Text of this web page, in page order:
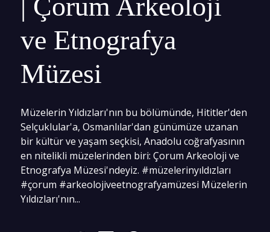
| Çorum Arkeoloji
ve Etnografya
Müzesi
Müzelerin Yıldızları'nın bu bölümünde, Hititler'den
Selçuklular'a, Osmanlılar'dan günümüze uzanan
bir kültür ve yaşam seçkisi, Anadolu coğrafyasının
en nitelikli müzelerinden biri: Çorum Arkeoloji ve
Etnografya Müzesi'ndeyiz. #müzelerinyıldızları
#çorum #arkeolojiveetnografyamüzesi Müzelerin
Yıldızları'nın...